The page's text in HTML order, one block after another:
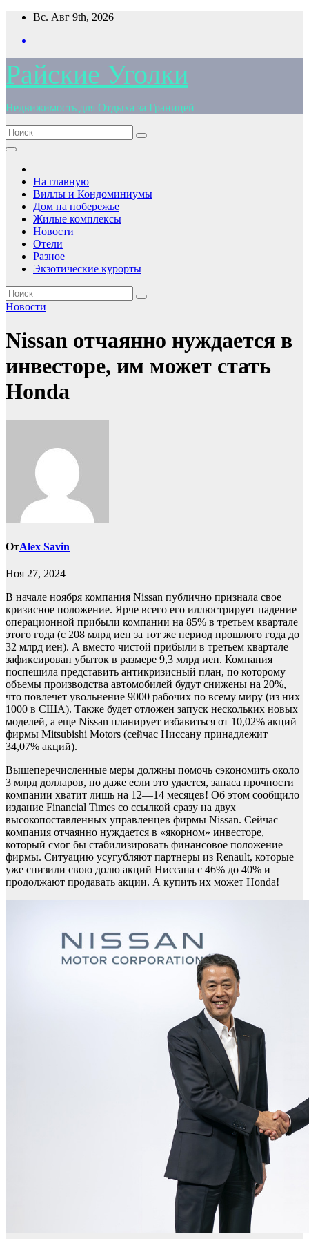
Перейти
содержимому
Вс. Авг 9th, 2026
Райские Уголки
Недвижимость для Отдыха за Границей
На главную
Виллы и Кондоминиумы
Дом на побережье
Жилые комплексы
Новости
Отели
Разное
Экзотические курорты
Новости
Nissan отчаянно нуждается в
инвесторе, им может стать
Honda
ОтAlex Savin
Ноя 27, 2024
В начале ноября компания Nissan публично признала свое
кризисное положение. Ярче всего его иллюстрирует падение
операционной прибыли компании на 85% в третьем квартале
этого года (с 208 млрд иен за тот же период прошлого года до
32 млрд иен). А вместо чистой прибыли в третьем квартале
зафиксирован убыток в размере 9,3 млрд иен. Компания
поспешила представить антикризисный план, по которому
объемы производства автомобилей будут снижены на 20%,
что повлечет увольнение 9000 рабочих по всему миру (из них
1000 в США). Также будет отложен запуск нескольких новых
моделей, а еще Nissan планирует избавиться от 10,02% акций
фирмы Mitsubishi Motors (сейчас Ниссану принадлежит
34,07% акций).
Вышеперечисленные меры должны помочь сэкономить около
3 млрд долларов, но даже если это удастся, запаса прочности
компании хватит лишь на 12—14 месяцев! Об этом сообщило
издание Financial Times со ссылкой сразу на двух
высокопоставленных управленцев фирмы Nissan. Сейчас
компания отчаянно нуждается в «якорном» инвесторе,
который смог бы стабилизировать финансовое положение
фирмы. Ситуацию усугубляют партнеры из Renault, которые
уже снизили свою долю акций Ниссана с 46% до 40% и
продолжают продавать акции. А купить их может Honda!